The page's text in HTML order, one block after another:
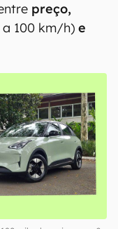
preço,
100 km/h) e